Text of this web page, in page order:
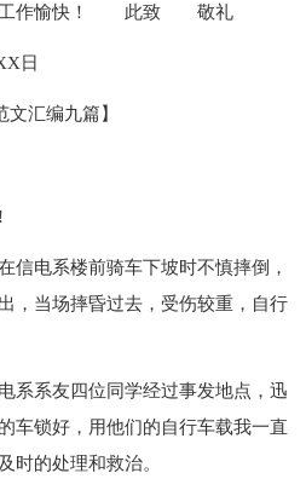
作愉快！ 此致 敬礼
日
文汇编九篇】
信电系楼前骑车下坡时不慎摔倒，
，当场摔昏过去，受伤较重，自行
系系友四位同学经过事发地点，迅
车锁好，用他们的自行车载我一直
时的处理和救治。